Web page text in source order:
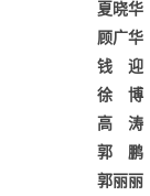
夏晓华
顾广华
钱 迎
徐 博
高 涛
郭 鹏
郭丽丽